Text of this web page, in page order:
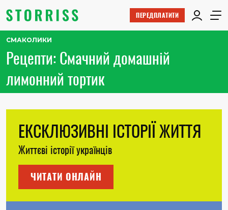
ПЕРЕДПЛАТИТИ
СМАКОЛИКИ
Рецепти: Смачний домашній
лимонний тортик
ЕКСКЛЮЗИВНІ ІСТОРІЇ ЖИТТЯ
Життєві історії українців
ЧИТАТИ ОНЛАЙН